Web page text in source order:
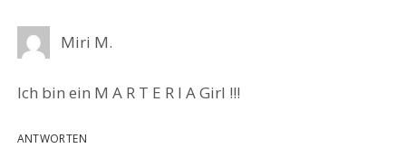
Miri M.
Ich bin ein M A R T E R I A Girl !!!
ANTWORTEN